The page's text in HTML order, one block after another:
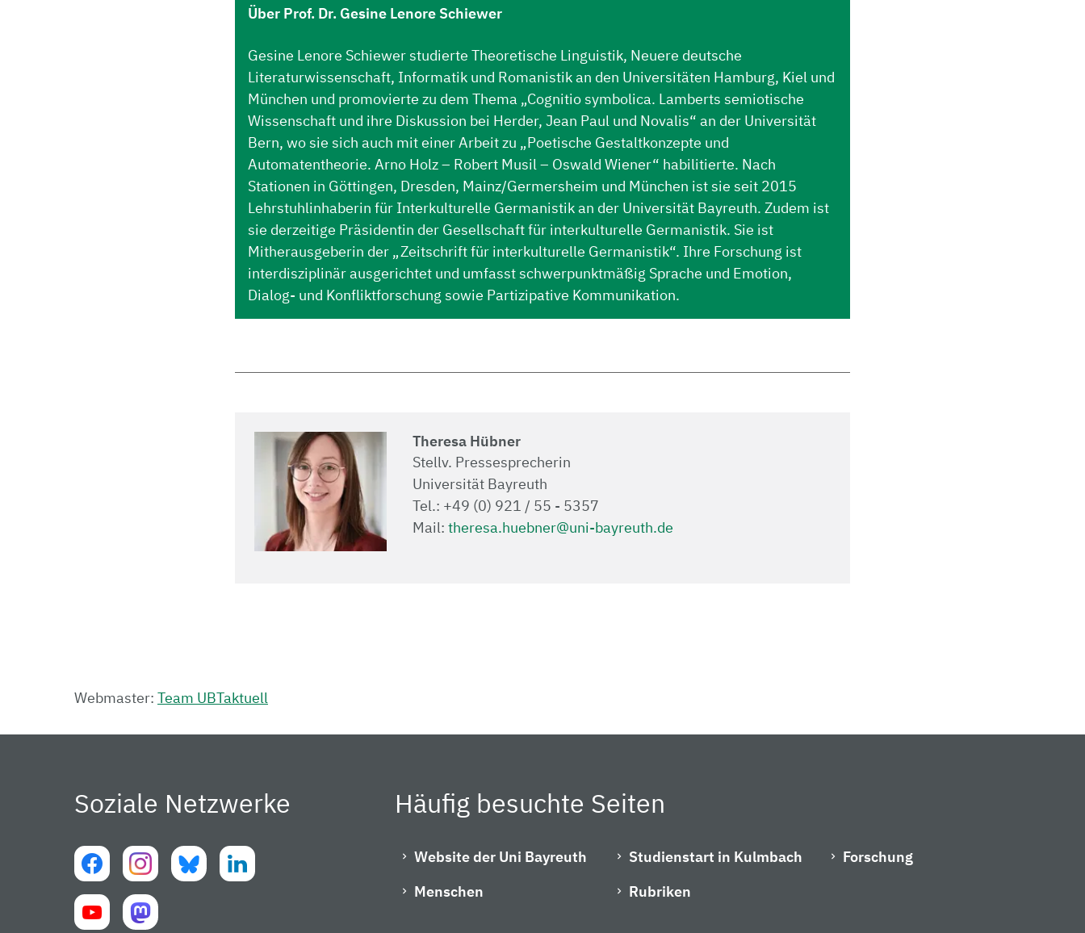
Über Prof. Dr. Gesine Lenore Schiewer
Gesine Lenore Schiewer studierte Theoretische Linguistik, Neuere deutsche
Literaturwissenschaft, Informatik und Romanistik an den Universitäten Hamburg, Kiel und
München und promovierte zu dem Thema „Cognitio symbolica. Lamberts semiotische
Wissenschaft und ihre Diskussion bei Herder, Jean Paul und Novalis“ an der Universität
Bern, wo sie sich auch mit einer Arbeit zu „Poetische Gestaltkonzepte und
Automatentheorie. Arno Holz – Robert Musil – Oswald Wiener“ habilitierte. Nach
Stationen in Göttingen, Dresden, Mainz/Germersheim und München ist sie seit 2015
Lehrstuhlinhaberin für Interkulturelle Germanistik an der Universität Bayreuth. Zudem ist
sie derzeitige Präsidentin der Gesellschaft für interkulturelle Germanistik. Sie ist
Mitherausgeberin der „Zeitschrift für interkulturelle Germanistik“. Ihre Forschung ist
interdisziplinär ausgerichtet und umfasst schwerpunktmäßig Sprache und Emotion,
Dialog- und Konfliktforschung sowie Partizipative Kommunikation.
Theresa Hübner
Stellv. Pressesprecherin
Universität Bayreuth
Tel.: +49 (0) 921 / 55 - 5357
Mail: theresa.huebner@uni-bayreuth.de
Webmaster: Team UBTaktuell
Soziale Netzwerke Häufig besuchte Seiten
Website der Uni Bayreuth
Menschen
Studienstart in Kulmbach
Rubriken
Forschung